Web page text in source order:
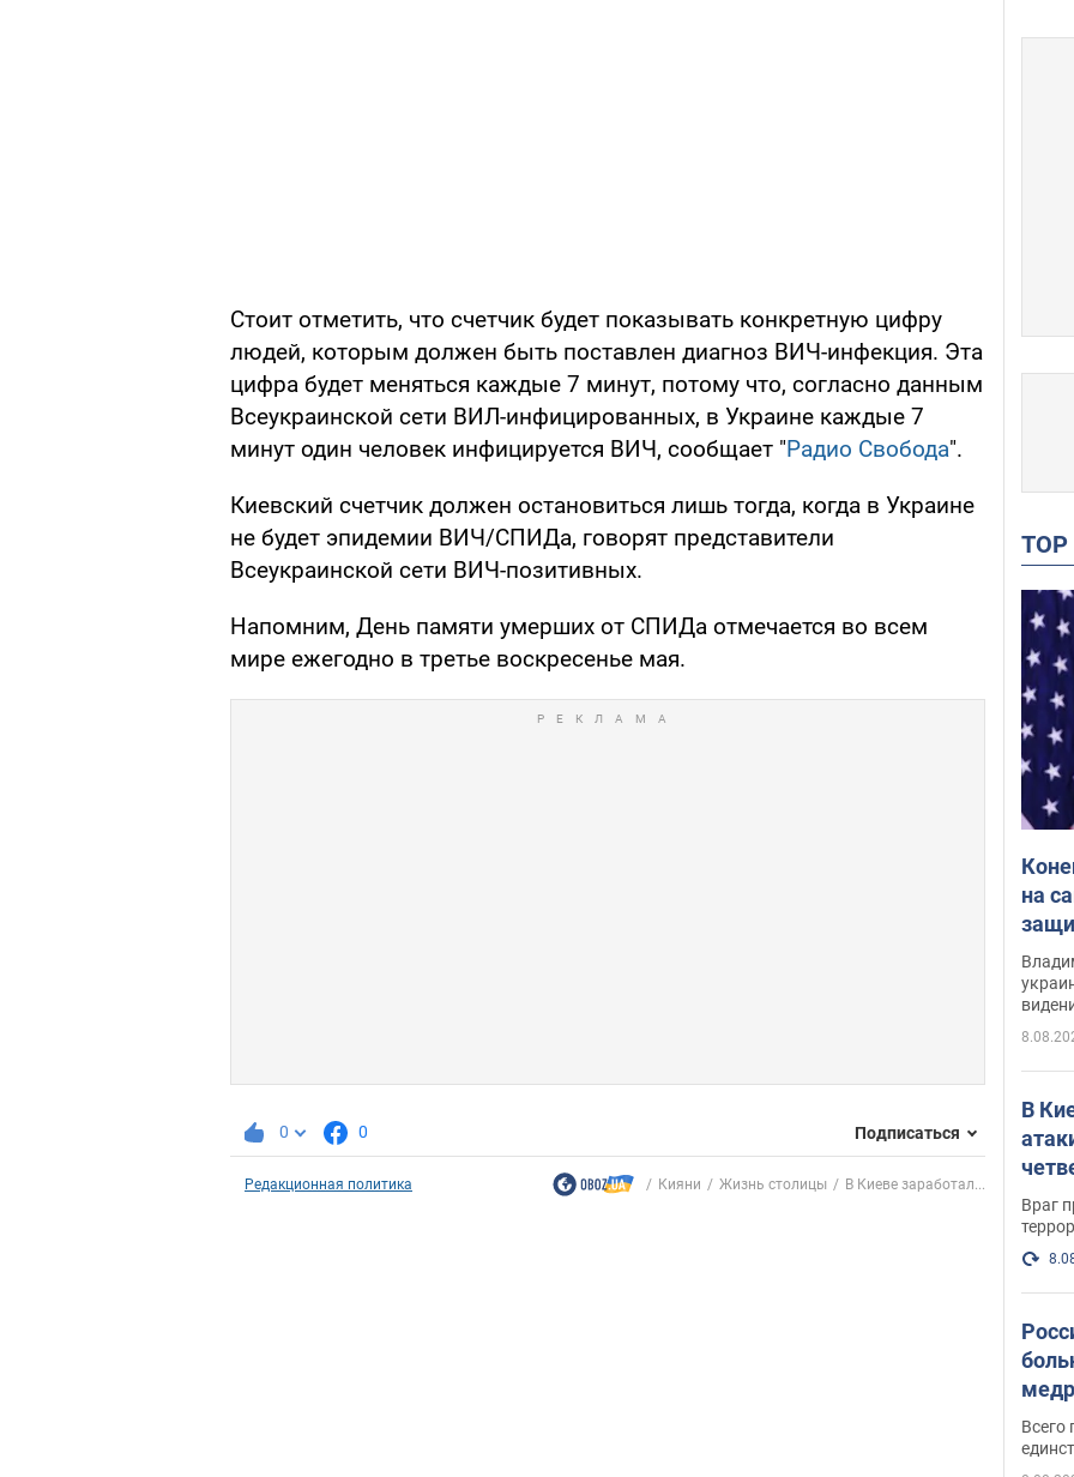
Стоит отметить, что счетчик будет показывать конкретную цифру
людей, которым должен быть поставлен диагноз ВИЧ-инфекция. Эта
цифра будет меняться каждые 7 минут, потому что, согласно данным
Всеукраинской сети ВИЛ-инфицированных, в Украине каждые 7
минут один человек инфицируется ВИЧ, сообщает "Радио Свобода".
Киевский счетчик должен остановиться лишь тогда, когда в Украине
не будет эпидемии ВИЧ/СПИДа, говорят представители
Всеукраинской сети ВИЧ-позитивных.
Напомним, День памяти умерших от СПИДа отмечается во всем
мире ежегодно в третье воскресенье мая.
0 0 Подписаться
Редакционная политика Кияни Жизнь столицы В Киеве заработал...
на
В
Враг
Всего